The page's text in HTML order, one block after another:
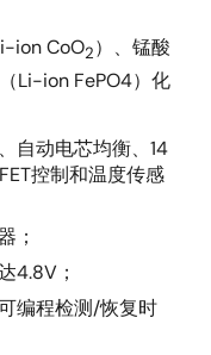
ion CoO2）、锰酸
Li-ion FePO4）化
自动电芯均衡、14
控制和温度传感
；
4.8V；
编程检测/恢复时